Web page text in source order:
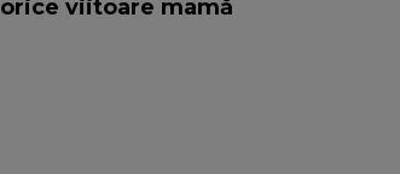
orice viitoare mamă